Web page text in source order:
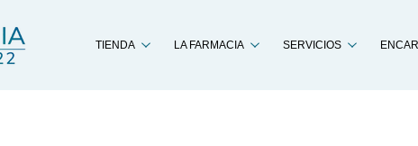
TIENDA LA FARMACIA SERVICIOS